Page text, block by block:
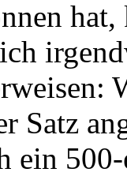
Satz
ein